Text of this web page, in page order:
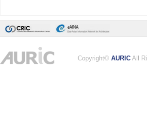
Copyright© AURIC All